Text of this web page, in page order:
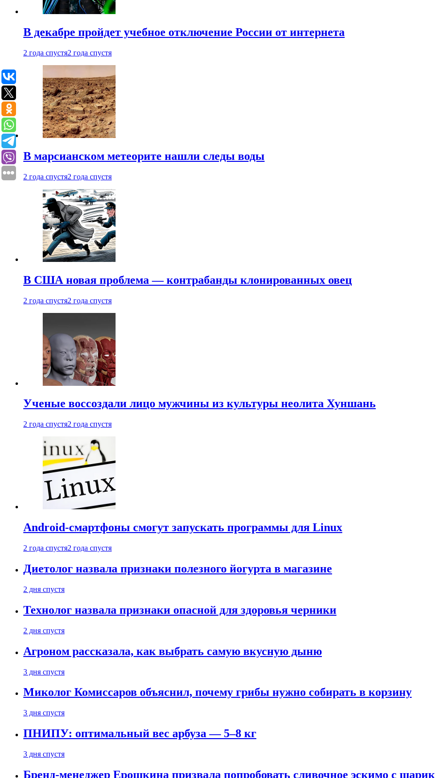
В декабре пройдет учебное отключение России от интернета
2 года спустя2 года спустя
В марсианском метеорите нашли следы воды
2 года спустя2 года спустя
В США новая проблема — контрабанды клонированных овец
2 года спустя2 года спустя
Ученые воссоздали лицо мужчины из культуры неолита Хуншань
2 года спустя2 года спустя
Android-смартфоны смогут запускать программы для Linux
2 года спустя2 года спустя
Диетолог назвала признаки полезного йогурта в магазине
2 дня спустя
Технолог назвала признаки опасной для здоровья черники
2 дня спустя
Агроном рассказала, как выбрать самую вкусную дыню
3 дня спустя
Миколог Комиссаров объяснил, почему грибы нужно собирать в корзину
3 дня спустя
ПНИПУ: оптимальный вес арбуза — 5–8 кг
3 дня спустя
Бренд-менеджер Ерошкина призвала попробовать сливочное эскимо с